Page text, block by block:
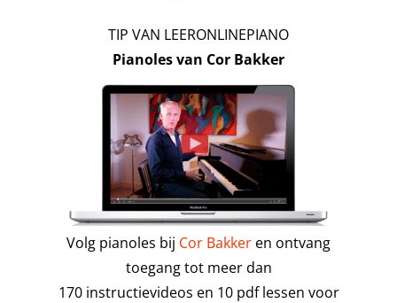
TIP VAN LEERONLINEPIANO
Pianoles van Cor Bakker
Volg pianoles bij Cor Bakker en ontvang
toegang tot meer dan
170 instructievideos en 10 pdf lessen voor